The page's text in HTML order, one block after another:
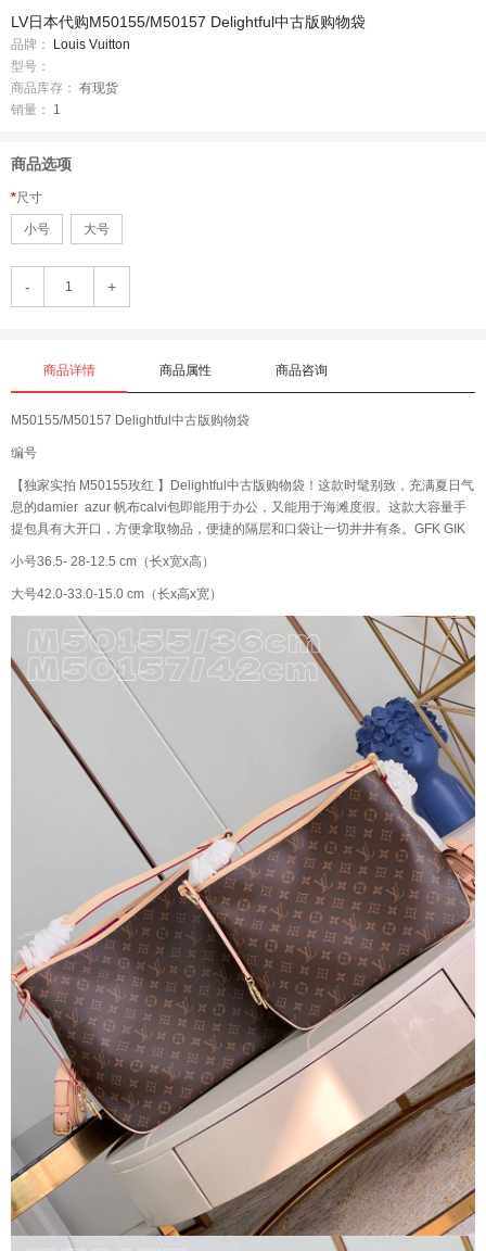
LV日本代购M50155/M50157 Delightful中古版购物袋
品牌：
Louis Vuitton
型号：
商品库存： 有现货
销量：
1
商品选项
尺寸
小号 大号
- +
商品详情 商品属性 商品咨询
M50155/M50157 Delightful中古版购物袋
编号
【独家实拍 M50155玫红 】Delightful中古版购物袋！这款时髦别致，充满夏日气
息的damier azur 帆布calvi包即能用于办公，又能用于海滩度假。这款大容量手
提包具有大开口，方便拿取物品，便捷的隔层和口袋让一切井井有条。GFK GIK
小号36.5- 28-12.5 cm（长x宽x高）
大号42.0-33.0-15.0 cm（长x高x宽）